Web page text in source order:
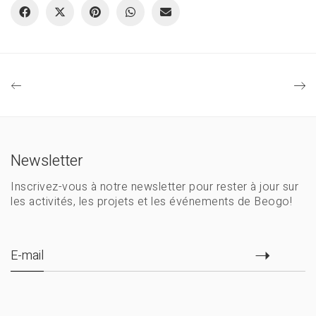
y
Newsletter
Inscrivez-vous à notre newsletter pour rester à jour sur
les activités, les projets et les événements de Beogo!
E-mail